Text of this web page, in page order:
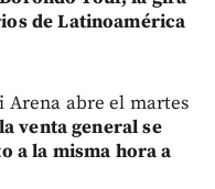
de Latinoamérica
Arena abre el martes
la venta general se
a la misma hora a